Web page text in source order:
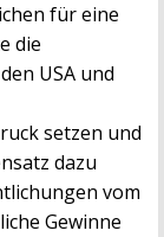
für eine
die
USA und
setzen und
dazu
vom
Gewinne